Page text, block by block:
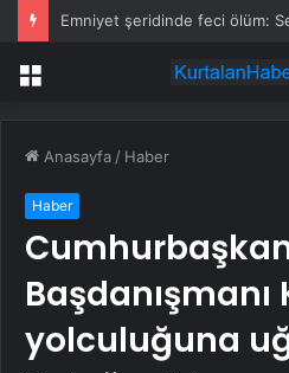
Menü
Anasayfa / Haber
Haber
Başdanışmanı
yolculuğuna